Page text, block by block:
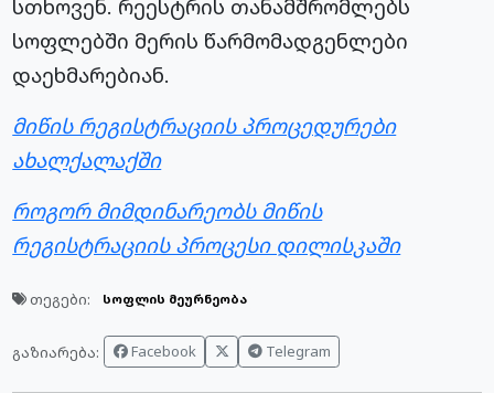
სთხოვენ. რეესტრის თანამშრომლებს
სოფლებში მერის წარმომადგენლები
დაეხმარებიან.
მიწის რეგისტრაციის პროცედურები
ახალქალაქში
როგორ მიმდინარეობს მიწის
რეგისტრაციის პროცესი დილისკაში
თეგები: სოფლის მეურნეობა
გაზიარება: Facebook Telegram